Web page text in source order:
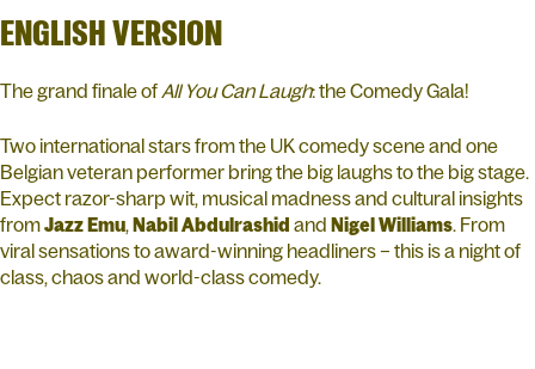
ENGLISH VERSION
The grand finale of All You Can Laugh: the Comedy Gala!
Two international stars from the UK comedy scene and one
Belgian veteran performer bring the big laughs to the big stage.
Expect razor-sharp wit, musical madness and cultural insights
fromJazzEmu,NabilAbdulrashid and Nigel Williams. From
viral sensations to award-winning headliners – this is a night of
class, chaos and world-class comedy.